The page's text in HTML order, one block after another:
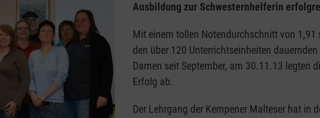
Ausbildung zur Schwesternhelferin
Mit einem tollen Notendurchschnitt von 1,91
den über 120 Unterrichtseinheiten
Damen seit September, am 30.11.13 legten
Erfolg ab.
Der Lehrgang der Kempener Malteser hat in